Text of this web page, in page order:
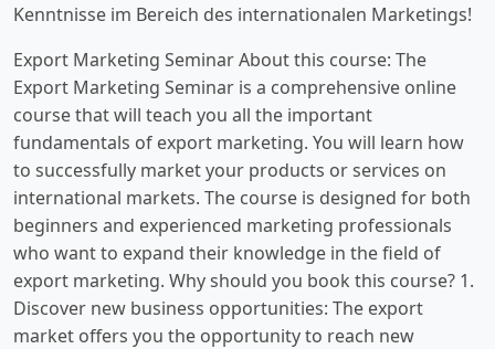
Kenntnisse im Bereich des internationalen Marketings!
Export Marketing Seminar About this course: The
Export Marketing Seminar is a comprehensive online
course that will teach you all the important
fundamentals of export marketing. You will learn how
to successfully market your products or services on
international markets. The course is designed for both
beginners and experienced marketing professionals
who want to expand their knowledge in the field of
export marketing. Why should you book this course? 1.
Discover new business opportunities: The export
market offers you the opportunity to reach new